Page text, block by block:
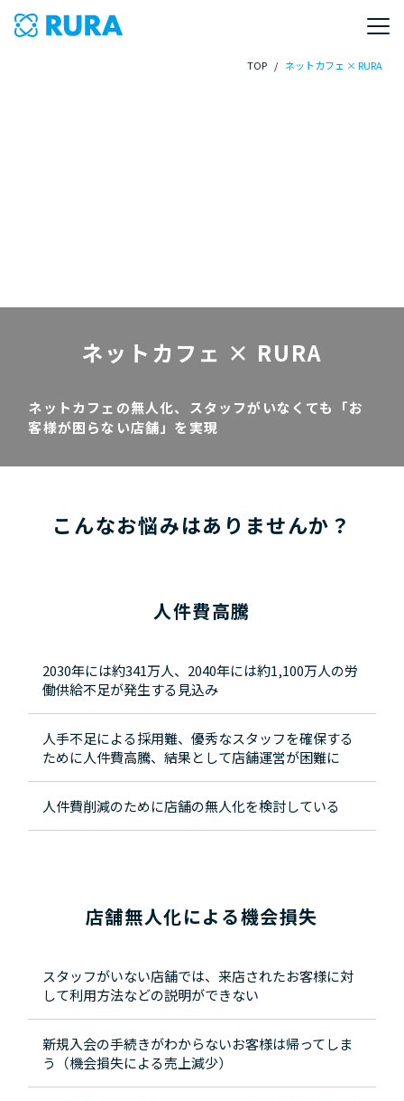
TOP / ネットカフェ × RURA
ネットカフェ × RURA
ネットカフェの無人化、スタッフがいなくても「お
客様が困らない店舗」を実現
こんなお悩みはありませんか？
人件費高騰
2030年には約341万人、2040年には約1,100万人の労
働供給不足が発生する見込み
人手不足による採用難、優秀なスタッフを確保する
ために人件費高騰、結果として店舗運営が困難に
人件費削減のために店舗の無人化を検討している
店舗無人化による機会損失
スタッフがいない店舗では、来店されたお客様に対
して利用方法などの説明ができない
新規入会の手続きがわからないお客様は帰ってしま
う（機会損失による売上減少）